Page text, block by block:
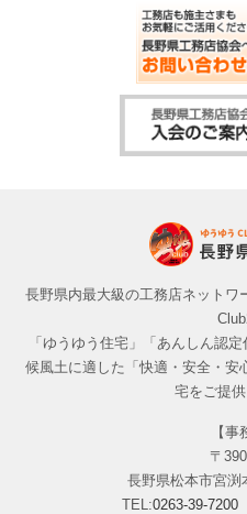
長野県内最大級の工務店ネットワ
「ゆうゆう住宅」「あんしん認
候風土に適した「快適・安全・安
宅をご提
【事
〒
長野県松本市宮
TEL:0263-39-7200